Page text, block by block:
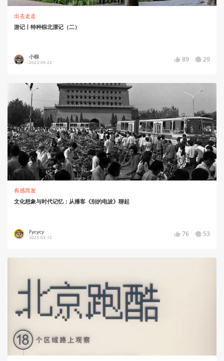
出去走走
游记丨特种棕北漂记（二）
小棕
2023-09-22 89 29
有感而发
文化想象与时代记忆：从播客《别的电波》聊起
Fycycy
2023-03-12 76 53